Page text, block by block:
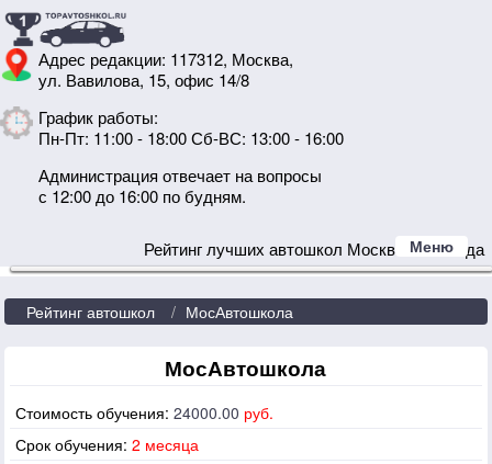
Адрес редакции: 117312, Москва,
ул. Вавилова, 15, офис 14/8
График работы:
Пн-Пт: 11:00 - 18:00 Сб-ВС: 13:00 - 16:00
Администрация отвечает на вопросы
с 12:00 до 16:00 по будням.
Рейтинг лучших автошкол Москвы 2024 года
Меню
Рейтинг автошкол МосАвтошкола
МосАвтошкола
Стоимость обучения: 24000.00 руб.
Срок обучения: 2 месяца